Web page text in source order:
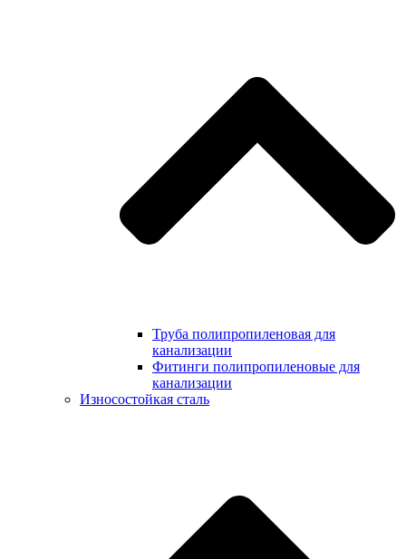
Труба полипропиленовая для
канализации
Фитинги полипропиленовые для
канализации
Износостойкая сталь